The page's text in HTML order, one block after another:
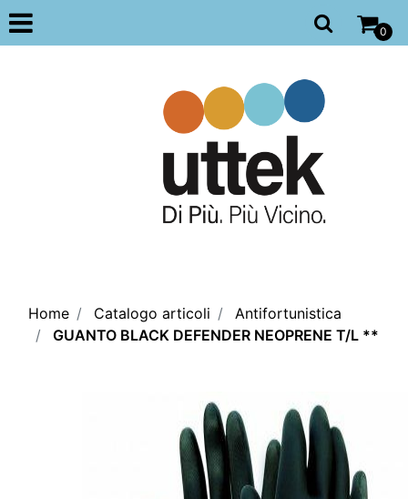
Open
0
Home Catalogo articoli
Antifortunistica
GUANTO BLACK DEFENDER NEOPRENE T/L **